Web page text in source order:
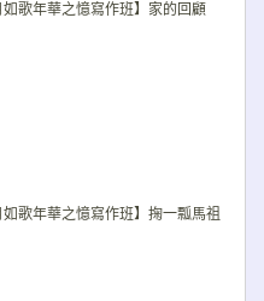
如歌年華之憶寫作班】家的回顧
如歌年華之憶寫作班】掬一瓢馬祖